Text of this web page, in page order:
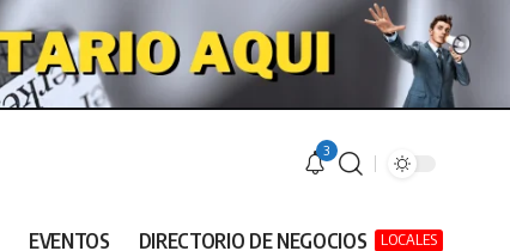
3
EVENTOS DIRECTORIO DE NEGOCIOS LOCALES